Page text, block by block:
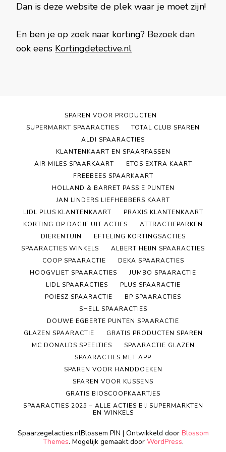
Dan is deze website de plek waar je moet zijn!
En ben je op zoek naar korting? Bezoek dan
ook eens Kortingdetective.nl
Spaarzegelacties.nlBlossem PIN | Ontwikkeld door Blossom
Themes. Mogelijk gemaakt door WordPress.
SPAREN VOOR PRODUCTEN
SUPERMARKT SPAARACTIES
TOTAL CLUB SPAREN
ALDI SPAARACTIES
KLANTENKAART EN SPAARPASSEN
AIR MILES SPAARKAART
ETOS EXTRA KAART
FREEBEES SPAARKAART
HOLLAND & BARRET PASSIE PUNTEN
JAN LINDERS LIEFHEBBERS KAART
LIDL PLUS KLANTENKAART
PRAXIS KLANTENKAART
KORTING OP DAGJE UIT ACTIES
ATTRACTIEPARKEN
DIERENTUIN
EFTELING KORTINGSACTIES
SPAARACTIES WINKELS
ALBERT HEIJN SPAARACTIES
COOP SPAARACTIE
DEKA SPAARACTIES
HOOGVLIET SPAARACTIES
JUMBO SPAARACTIE
LIDL SPAARACTIES
PLUS SPAARACTIE
POIESZ SPAARACTIE
BP SPAARACTIES
SHELL SPAARACTIES
DOUWE EGBERTE PUNTEN SPAARACTIE
GLAZEN SPAARACTIE
GRATIS PRODUCTEN SPAREN
MC DONALDS SPEELTJES
SPAARACTIE GLAZEN
SPAARACTIES MET APP
SPAREN VOOR HANDDOEKEN
SPAREN VOOR KUSSENS
GRATIS BIOSCOOPKAARTJES
SPAARACTIES 2025 – ALLE ACTIES BIJ SUPERMARKTEN
EN WINKELS